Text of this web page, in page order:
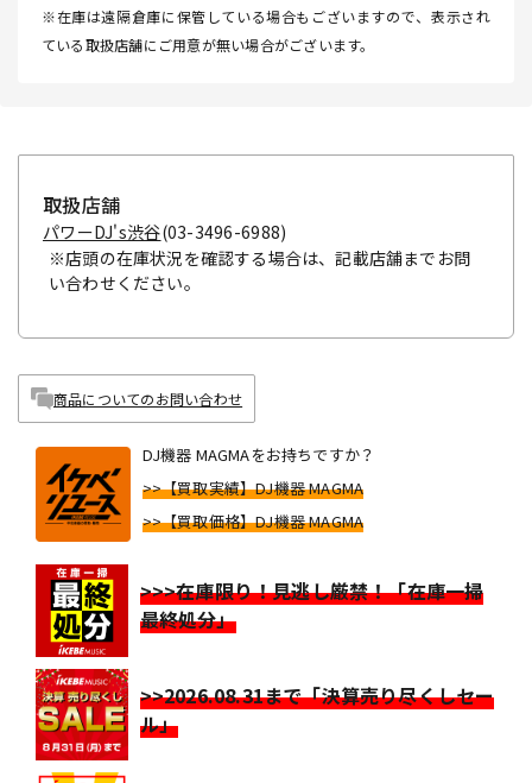
※在庫は遠隔倉庫に保管している場合もございますので、表示され
ている取扱店舗にご用意が無い場合がございます。
取扱店舗
パワーDJ's渋谷(03-3496-6988)
※店頭の在庫状況を確認する場合は、記載店舗までお問
い合わせください。
商品についてのお問い合わせ
DJ機器 MAGMAをお持ちですか？
>>【買取実績】DJ機器 MAGMA
>>【買取価格】DJ機器 MAGMA
>>>在庫限り！見逃し厳禁！「在庫一掃
最終処分」
>>2026.08.31まで「決算売り尽くしセー
ル」